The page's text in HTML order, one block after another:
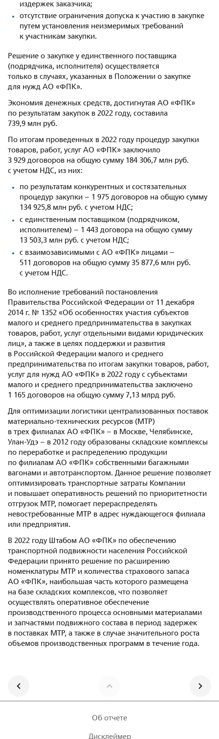
издержек заказчика;
отсутствие ограничения допуска к участию в закупке
путем установления неизмеримых требований
к участникам закупки.
Решение о закупке у единственного поставщика
(подрядчика, исполнителя) осуществляется
только в случаях, указанных в Положении о закупке
для нужд АО «ФПК».
Экономия денежных средств, достигнутая АО «ФПК»
по результатам закупок в 2022 году, составила
739,9 млн руб.
По итогам проведенных в 2022 году процедур закупки
товаров, работ, услуг АО «ФПК» заключило
3 929 договоров на общую сумму 184 306,7 млн руб.
с учетом НДС, из них:
по результатам конкурентных и состязательных
процедур закупки – 1 975 договоров на общую сумму
134 925,8 млн руб. с учетом НДС;
с единственным поставщиком (подрядчиком,
исполнителем) – 1 443 договора на общую сумму
13 503,3 млн руб. с учетом НДС;
с взаимозависимыми с АО «ФПК» лицами –
511 договоров на общую сумму 35 877,6 млн руб.
с учетом НДС.
Во исполнение требований постановления
Правительства Российской Федерации от 11 декабря
2014 г. № 1352 «Об особенностях участия субъектов
малого и среднего предпринимательства в закупках
товаров, работ, услуг отдельными видами юридических
лиц», а также в целях поддержки и развития
в Российской Федерации малого и среднего
предпринимательства по итогам закупки товаров, работ,
услуг для нужд АО «ФПК» в 2022 году с субъектами
малого и среднего предпринимательства заключено
1 165 договоров на общую сумму 7,13 млрд руб.
Для оптимизации логистики централизованных поставок
материально-технических ресурсов (МТР)
в трех филиалах АО «ФПК» – в Москве, Челябинске,
Улан-Удэ – в 2012 году образованы складские комплексы
по переработке и распределению продукции
по филиалам АО «ФПК» собственными багажными
вагонами и автотранспортом. Данное решение позволяет
оптимизировать транспортные затраты Компании
и повышает оперативность решений по приоритетности
отгрузок МТР, помогает перераспределять
невостребованные МТР в адрес нуждающегося филиала
или предприятия.
В 2022 году Штабом АО «ФПК» по обеспечению
транспортной подвижности населения Российской
Федерации принято решение по расширению
номенклатуры МТР и количества страхового запаса
АО «ФПК», наибольшая часть которого размещена
на базе складских комплексов, что позволяет
осуществлять оперативное обеспечение
производственного процесса основными материалами
и запчастями подвижного состава в период задержек
в поставках МТР, а также в случае значительного роста
объемов производственных программ в течение года.
Об отчете
Дисклеймер